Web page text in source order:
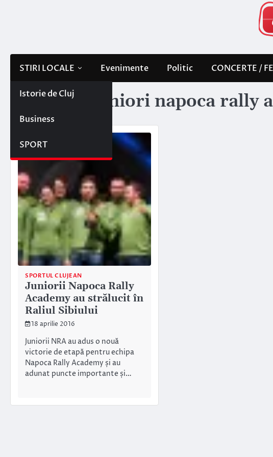
STIRI LOCALE
Istorie de Cluj
Business
SPORT
Evenimente Politic CONCERTE /
Etichetă: juniori napoca rally
SPORTUL CLUJEAN
Juniorii Napoca Rally
Academy au strălucit în
Raliul Sibiului
18 aprilie 2016
Juniorii NRA au adus o nouă
victorie de etapă pentru echipa
Napoca Rally Academy și au
adunat puncte importante și…